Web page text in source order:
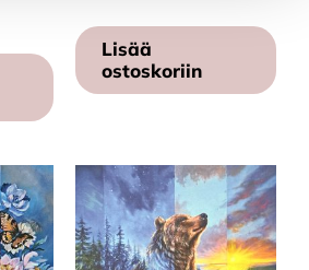
Lisää
ostoskoriin